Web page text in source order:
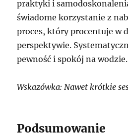
praktyki i
świadome korzystanie z
proces, który procentuje w
perspektywie.
pewność i spokój na wodzie.
Wskazówka: Nawet krótkie
Podsumowanie